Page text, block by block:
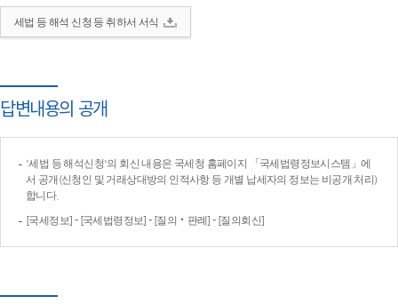
세법 등 해석 신청 등 취하서 서식
답변내용의 공개
'세법 등 해석신청'의 회신 내용은 국세청 홈페이지 「국세법령정보시스템」에
서 공개(신청인 및 거래상대방의 인적사항 등 개별 납세자의 정보는 비공개 처리)
합니다.
[국세정보] - [국세법령정보] - [질의‧판례] - [질의회신]